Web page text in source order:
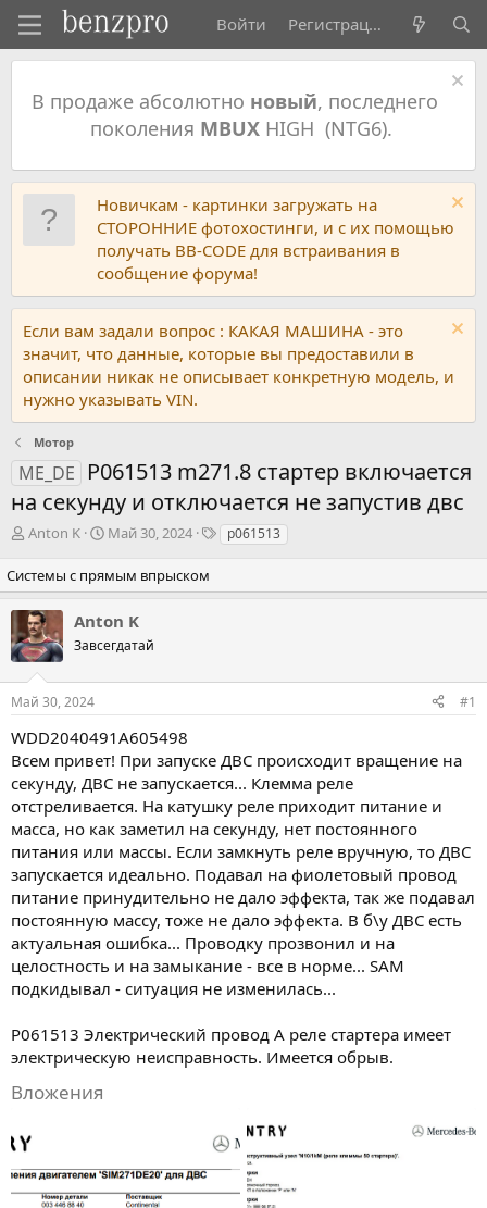
Войти Регистрация
В продаже абсолютно новый, последнего
поколения MBUXHIGH (NTG6).
Новичкам - картинки загружать на
СТОРОННИЕ фотохостинги, и с их помощью
получать BB-CODE для встраивания в
сообщение форума!
Если вам задали вопрос : КАКАЯ МАШИНА - это
значит, что данные, которые вы предоставили в
описании никак не описывает конкретную модель, и
нужно указывать VIN.
Мотор
ME_DE
P061513 m271.8 стартер включается
на секунду и отключается не запустив двс
А
т
о
р
т
е
м
ы
Anton K
Д
т
а
а
ч
л
Май 30, 2024
Т
и
p061513
Системы с прямым впрыском
Anton K
Завсегдатай
Май 30, 2024 #1
WDD2040491A605498
Всем привет! При запуске ДВС происходит вращение на
секунду, ДВС не запускается... Клемма реле
отстреливается. На катушку реле приходит питание и
масса, но как заметил на секунду, нет постоянного
питания или массы. Если замкнуть реле вручную, то ДВС
запускается идеально. Подавал на фиолетовый провод
питание принудительно не дало эффекта, так же подавал
постоянную массу, тоже не дало эффекта. В б\у ДВС есть
актуальная ошибка... Проводку прозвонил и на
целостность и на замыкание - все в норме... SAM
подкидывал - ситуация не изменилась...
P061513 Электрический провод А реле стартера имеет
электрическую неисправность. Имеется обрыв.
Вложения